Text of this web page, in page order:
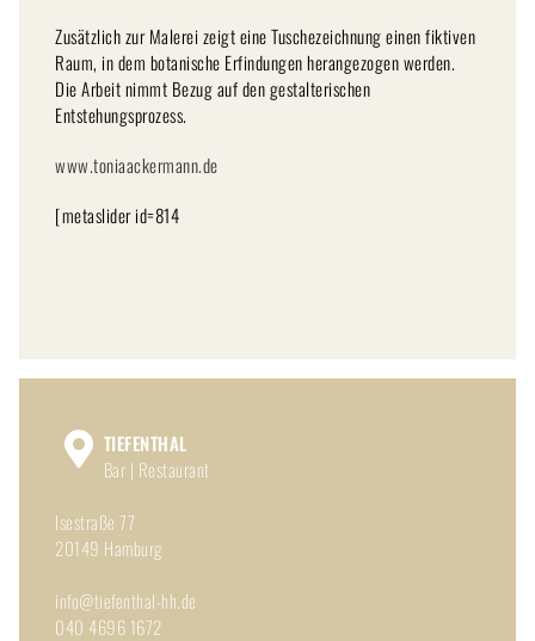
Zusätzlich zur Malerei zeigt eine Tuschezeichnung einen fiktiven
Raum, in dem botanische Erfindungen herangezogen werden.
Die Arbeit nimmt Bezug auf den gestalterischen
Entstehungsprozess.
www.toniaackermann.de
[metaslider id=814
TIEFENTHAL
Bar | Restaurant
Isestraße 77
20149 Hamburg
info@tiefenthal-hh.de
040 4696 1672